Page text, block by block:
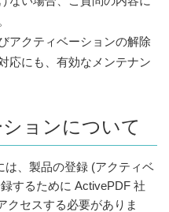
アクティベーションの解除
応にも、有効なメンテナン
ョンについて
、製品の登録 (アクティベ
するために ActivePDF 社
クセスする必要がありま